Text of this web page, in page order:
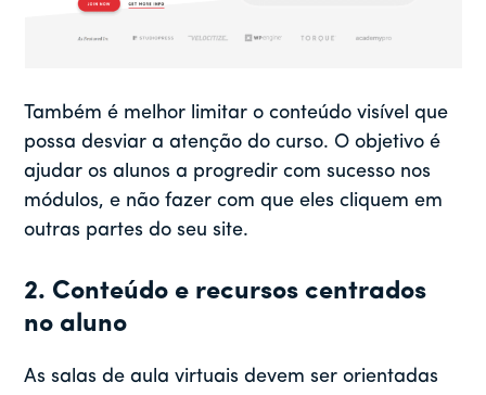
Também é melhor limitar o conteúdo visível que
possa desviar a atenção do curso. O objetivo é
ajudar os alunos a progredir com sucesso nos
módulos, e não fazer com que eles cliquem em
outras partes do seu site.
2. Conteúdo e recursos centrados
no aluno
As salas de aula virtuais devem ser orientadas